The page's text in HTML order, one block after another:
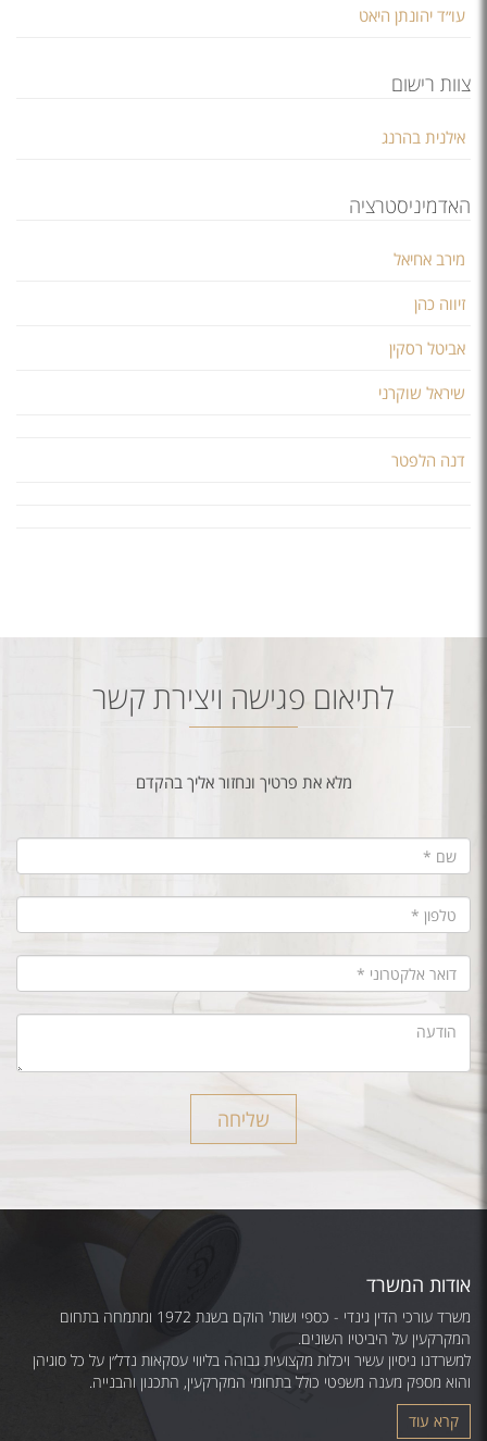
עו״ד יהונתן היאט
צוות רישום
אילנית בהרנג
האדמיניסטרציה
מירב אחיאל
זיווה כהן
אביטל רסקין
שיראל שוקרני
דנה הלפטר
לתיאום פגישה ויצירת קשר
מלא את פרטיך ונחזור אליך בהקדם
שליחה
אודות המשרד
משרד עורכי הדין גינדי - כספי ושות' הוקם בשנת 1972 ומתמחה בתחום
המקרקעין על היביטיו השונים.
למשרדנו ניסיון עשיר ויכלות מקצועית גבוהה בליווי עסקאות נדל״ן על כל סוגיהן
והוא מספק מענה משפטי כולל בתחומי המקרקעין, התכנון והבנייה.
קרא עוד